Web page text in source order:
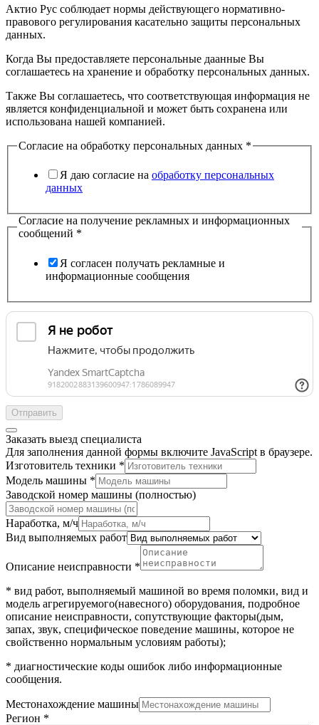
Актио Рус соблюдает нормы действующего нормативно-
правового регулирования касательно защиты персональных
данных.
Когда Вы предоставляете персональные даанные Вы
соглашаетесь на хранение и обработку персональных данных.
Также Вы соглашаетесь, что соответствующая информация не
является конфиденциальной и может быть сохранена или
использована нашей компанией.
Согласие на обработку персональных данных *
Я даю согласие на обработку персональных
данных
Согласие на получение рекламных и информационных
сообщений *
Я согласен получать рекламные и
информационные сообщения
Отправить
Заказать выезд специалиста
Для заполнения данной формы включите JavaScript в браузере.
Изготовитель техники *
Модель машины *
Заводской номер машины (полностью)
Наработка, м/ч
Вид выполняемых работ
Описание неисправности *
* вид работ, выполняемый машиной во время поломки, вид и
модель агрегируемого(навесного) оборудования, подробное
описание неисправности, сопутствующие факторы(дым,
запах, звук, специфическое поведение машины, которое не
свойственно нормальным условиям работы);
* диагностические коды ошибок либо информационные
сообщения.
Местонахождение машины
Регион *